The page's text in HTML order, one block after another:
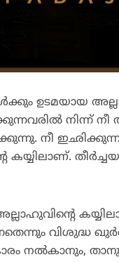
ഉടമയായ
നിന്ന് നീ
നീ
വിശുദ്ധ
നല്‍കാനും,